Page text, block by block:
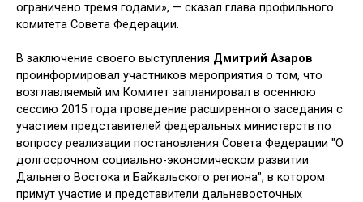
ограничено тремя годами», — сказал глава профильного
комитета Совета Федерации.
В заключение своего выступления Дмитрий Азаров
проинформировал участников мероприятия о том, что
возглавляемый им Комитет запланировал в осеннюю
сессию 2015 года проведение расширенного заседания с
участием представителей федеральных министерств по
вопросу реализации постановления Совета Федерации "О
долгосрочном социально-экономическом развитии
Дальнего Востока и Байкальского региона", в котором
примут участие и представители дальневосточных